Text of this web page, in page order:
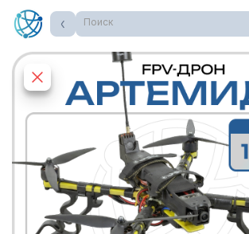
Поиск